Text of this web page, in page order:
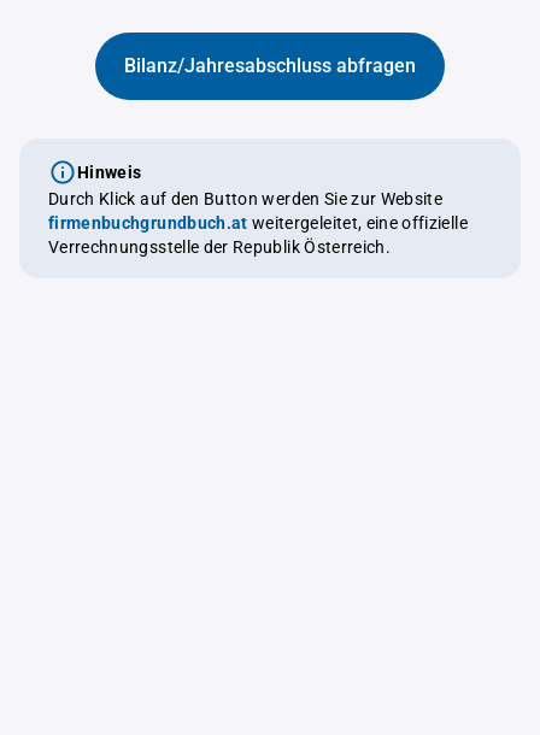
Bilanz/Jahresabschluss abfragen
Hinweis
Durch Klick auf den Button werden Sie zur Website
firmenbuchgrundbuch.at weitergeleitet, eine offizielle
Verrechnungsstelle der Republik Österreich.